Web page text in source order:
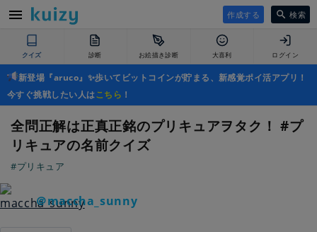
作成する 検索
クイズ 診断 お絵描き診断 大喜利 ログイン
新登場『aruco』✨歩いてビットコインが貯まる、新感覚ポイ活アプリ！
今すぐ挑戦したい人はこちら ！
全問正解は正真正銘のプリキュアヲタク！ #プ
リキュアの名前クイズ
#プリキュア
＠maccha_sunny